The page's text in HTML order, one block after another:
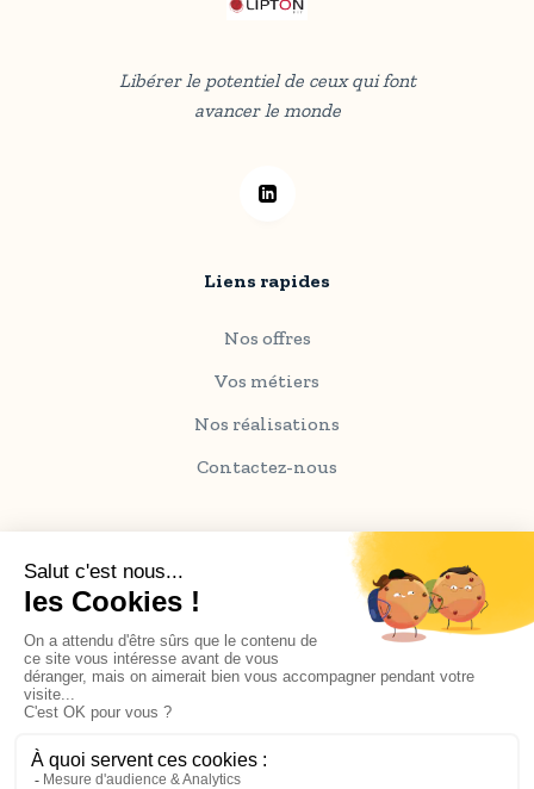
Libérer le potentiel de ceux qui font
avancer le monde
Liens rapides
Nos offres
Vos métiers
Nos réalisations
Contactez-nous
Information sur le site
Coordonnées de l'entreprise
Actualités